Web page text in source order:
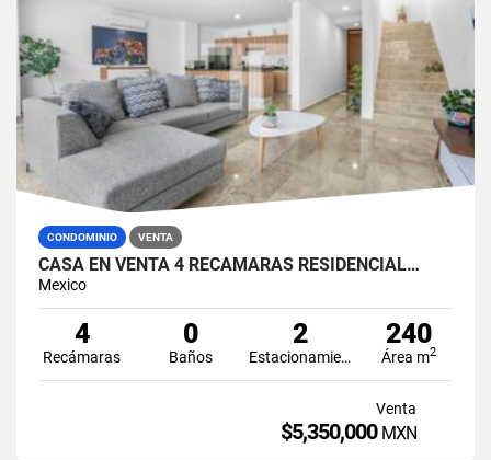
CONDOMINIO VENTA
CASA EN VENTA 4 RECÁMARAS RESIDENCIAL…
Mexico
4
Recámaras
0
Baños
2
Estacionamiento
240
Área m2
Venta
$5,350,000 MXN